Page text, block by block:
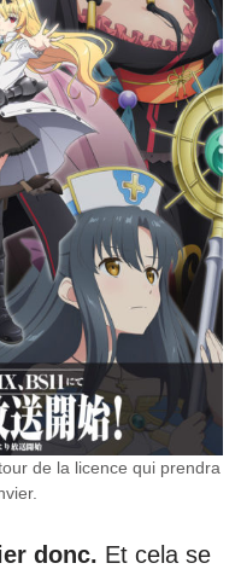
de la licence qui prendra
donc. Et cela se